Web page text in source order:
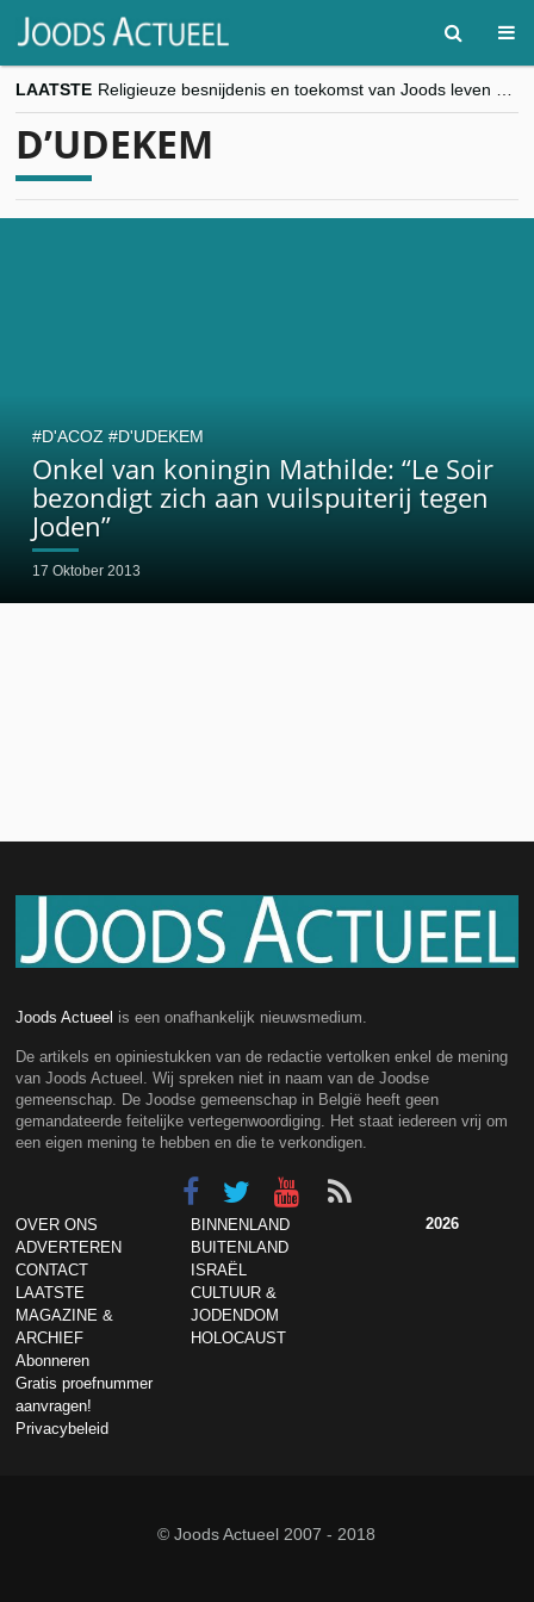
LAATSTE
“Besnijdenisdebat toont hoe moeilijk seculiere Westen minderheden begrijpt”, Jinnih Beels (Vooruit)
D’UDEKEM
Onkel van koningin Mathilde: “Le Soir
bezondigt zich aan vuilspuiterij tegen
Joden”
17 Oktober 2013
D'ACOZ D'UDEKEM
Joods Actueel is een onafhankelijk nieuwsmedium.
De artikels en opiniestukken van de redactie vertolken enkel de mening
van Joods Actueel. Wij spreken niet in naam van de Joodse
gemeenschap. De Joodse gemeenschap in België heeft geen
gemandateerde feitelijke vertegenwoordiging. Het staat iedereen vrij om
een eigen mening te hebben en die te verkondigen.
OVER ONS
ADVERTEREN
CONTACT
LAATSTE
MAGAZINE &
ARCHIEF
Abonneren
Gratis proefnummer
aanvragen!
Privacybeleid
BINNENLAND
BUITENLAND
ISRAËL
CULTUUR &
JODENDOM
HOLOCAUST
2026
© Joods Actueel 2007 - 2018